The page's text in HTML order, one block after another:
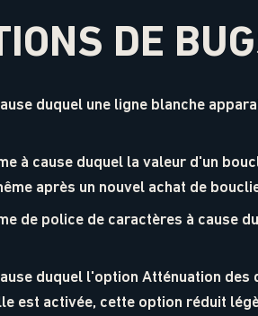
DE
duquel une ligne blanche
à cause duquel la valeur d'un
après un nouvel achat de
de police de caractères à cause
duquel l'option Atténuation
est activée, cette option réduit